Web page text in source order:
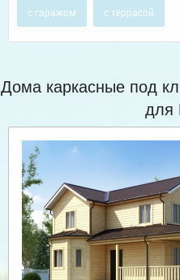
с гаражом с террасой
Дома каркасные под